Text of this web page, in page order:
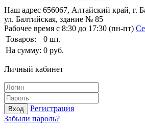
Наш адрес 656067, Алтайский край, г.
ул. Балтийская, здание № 85
Рабочее время с 8:30 до 17:30 (пн-пт)
Товаров:
0 шт.
На сумму: 0 руб.
Личный кабинет
Вход
Регистрация
Забыли пароль?